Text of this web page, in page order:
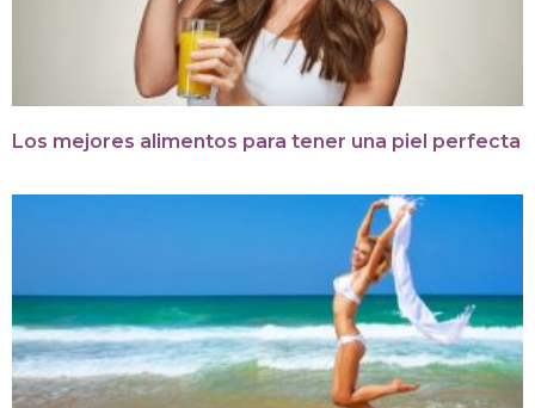
Los mejores alimentos para tener una piel perfecta